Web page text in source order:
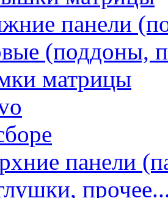
панели
(поддоны,
матрицы
панели